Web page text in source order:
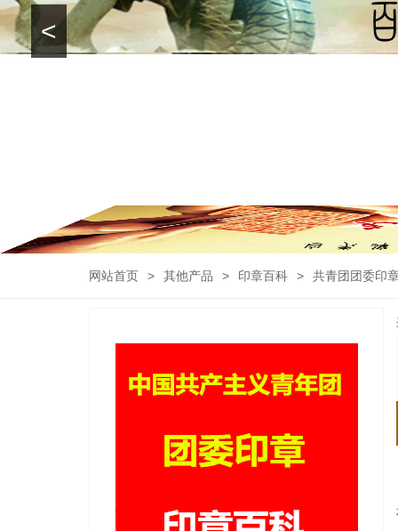
<
网站首页 > 其他产品 > 印章百科 > 共青团团委印